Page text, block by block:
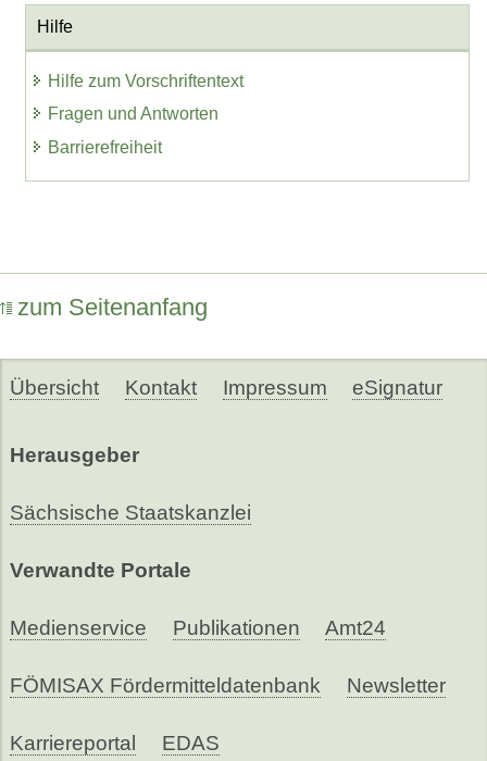
Hilfe
Hilfe zum Vorschriftentext
Fragen und Antworten
Barrierefreiheit
zum Seitenanfang
Übersicht Kontakt Impressum eSignatur
Herausgeber
Sächsische Staatskanzlei
Verwandte Portale
Medienservice Publikationen Amt24
FÖMISAX Fördermitteldatenbank Newsletter
Karriereportal EDAS